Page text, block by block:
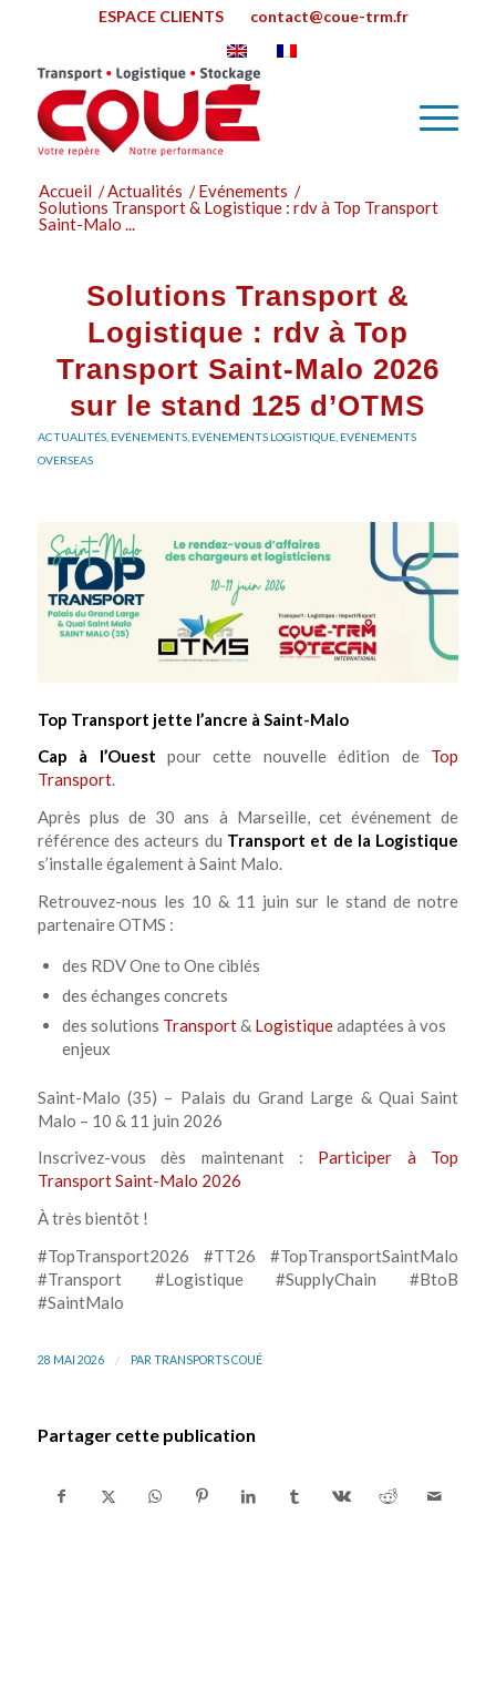
ESPACE CLIENTS contact@coue-trm.fr
Accueil /Actualités / Evénements /
Solutions Transport & Logistique : rdv à Top Transport
Saint-Malo ...
Solutions Transport &
Logistique : rdv à Top
Transport Saint-Malo 2026
sur le stand 125 d’OTMS
ACTUALITÉS, EVÉNEMENTS, EVÉNEMENTS LOGISTIQUE, EVÉNEMENTS
OVERSEAS
Top Transport jette l’ancre à Saint-Malo
Cap à l’Ouest pour cette nouvelle édition de Top
Transport.
Après plus de 30 ans à Marseille, cet événement de
référence des acteurs du Transport et de la Logistique
s’installe également à Saint Malo.
Retrouvez-nous les 10 & 11 juin sur le stand de notre
partenaire OTMS :
des RDV One to One ciblés
des échanges concrets
des solutions Transport& Logistiqueadaptées à vos
enjeux
Saint-Malo (35) – Palais du Grand Large & Quai Saint
Malo – 10 & 11 juin 2026
Inscrivez-vous dès maintenant : Participer à Top
Transport Saint-Malo 2026
À très bientôt !
#TopTransport2026 #TT26 #TopTransportSaintMalo
#Transport #Logistique #SupplyChain #BtoB
#SaintMalo
28 MAI 2026 / PAR TRANSPORTS COUÉ
Partager cette publication